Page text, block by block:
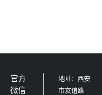
官方
微信
地址：西安
市友谊路